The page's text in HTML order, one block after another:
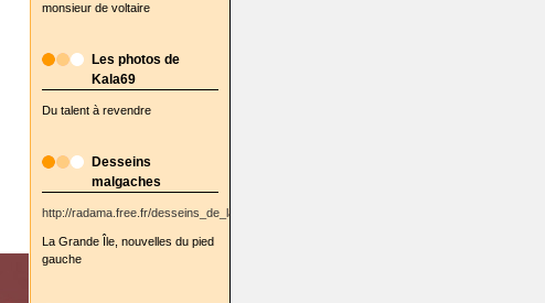
monsieur de voltaire
Les photos de
Kala69
Du talent à revendre
Desseins
malgaches
http://radama.free.fr/desseins_de_la_semaine/
La Grande Île, nouvelles du pied
gauche